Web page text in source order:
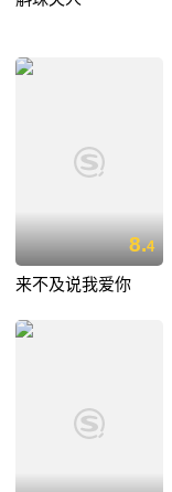
8.4
来不及说我爱你